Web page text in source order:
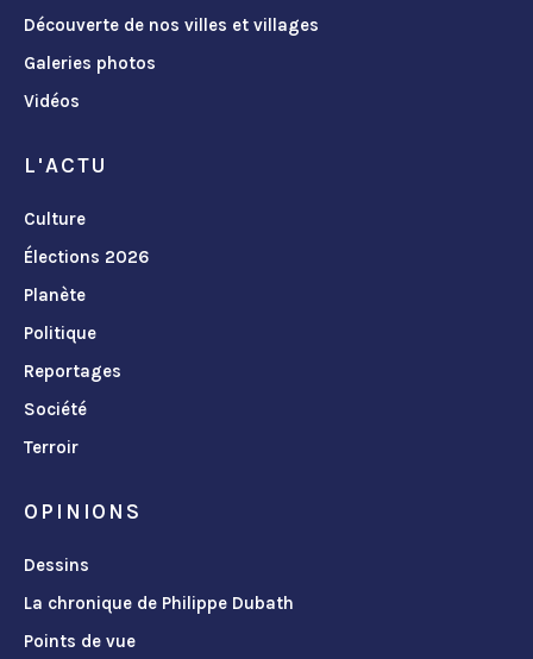
Découverte de nos villes et villages
Galeries photos
Vidéos
L'ACTU
Culture
Élections 2026
Planète
Politique
Reportages
Société
Terroir
OPINIONS
Dessins
La chronique de Philippe Dubath
Points de vue